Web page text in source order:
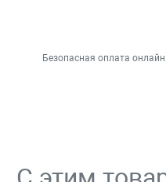
Безопасная оплата онлайн